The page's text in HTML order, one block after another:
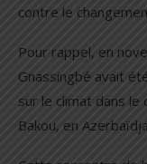
contre le
Pour rappel, en
Gnassingbé avait
sur le climat dans le
Bakou, en